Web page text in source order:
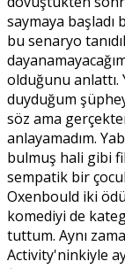
saymaya başladı
bu senaryo
olduğunu anlattı.
duyduğum
söz ama
anlayamadım.
bulmuş hali gibi
sempatik bir
Oxenbould iki
komediyi de
tuttum. Aynı
Activity'ninkiyle